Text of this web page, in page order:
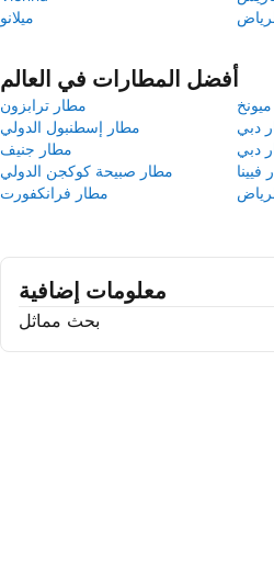
ميلانو
أفضل المطارات في العالم
مطار ترابزون
مطار إسطنبول الدولي
دبي
مطار جنيف
دبي
مطار صبيحة كوكجن الدولي
فيينا
مطار فرانكفورت
معلومات إضافية
بحث مماثل